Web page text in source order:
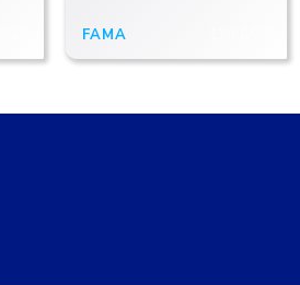
19
FAMA